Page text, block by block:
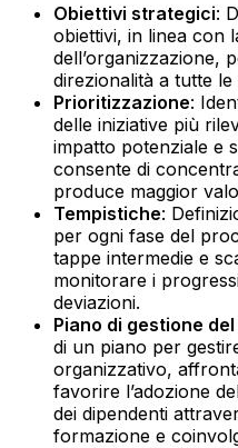
Obiettivi strategici:
obiettivi, in linea con
dell’organizzazione,
direzionalità a tutte
Prioritizzazione:
delle iniziative più
impatto potenziale e
consente di
produce maggior
Tempistiche:
per ogni fase del
tappe intermedie e
monitorare i
deviazioni.
Piano di gestione
di un piano per
organizzativo,
favorire l’adozione
dei dipendenti
formazione e